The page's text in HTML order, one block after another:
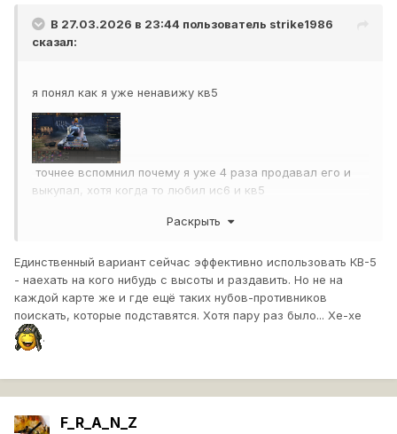
В 27.03.2026 в 23:44 пользователь strike1986
сказал:
я понял как я уже ненавижу кв5
точнее вспомнил почему я уже 4 раза продавал его и
выкупал, хотя когда то любил ис6 и кв5
ему надо ап по типу тайп5хэви
180мм
фронт 260мм и нлб 270мм - карачуна примерно так и
зашили
202 мм бб альфу 320 и 43кмч + 200 лошадей под
продаю опять
Раскрыть
Единственный вариант сейчас эффективно использовать КВ-5
- наехать на кого нибудь с высоты и раздавить. Но не на
каждой карте же и где ещё таких нубов-противников
поискать, которые подставятся. Хотя пару раз было... Хе-хе
.
F_R_A_N_Z